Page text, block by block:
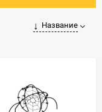
Название